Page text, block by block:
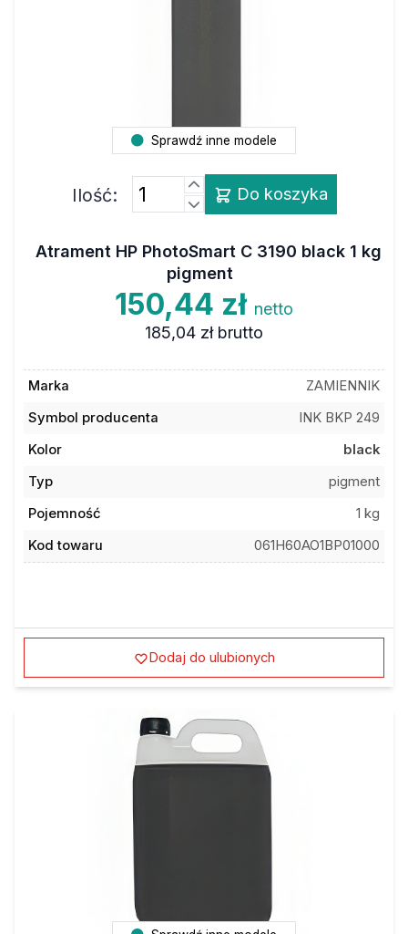
Sprawdź inne modele
Ilość: Do koszyka
Atrament HP PhotoSmart C 3190 black 1 kg
pigment
150,44 zł netto
185,04 zł brutto
Marka
ZAMIENNIK
Symbol producenta
INK BKP 249
Kolor
black
Typ
pigment
Pojemność
1 kg
Kod towaru
061H60AO1BP01000
Dodaj do ulubionych
Sprawdź inne modele